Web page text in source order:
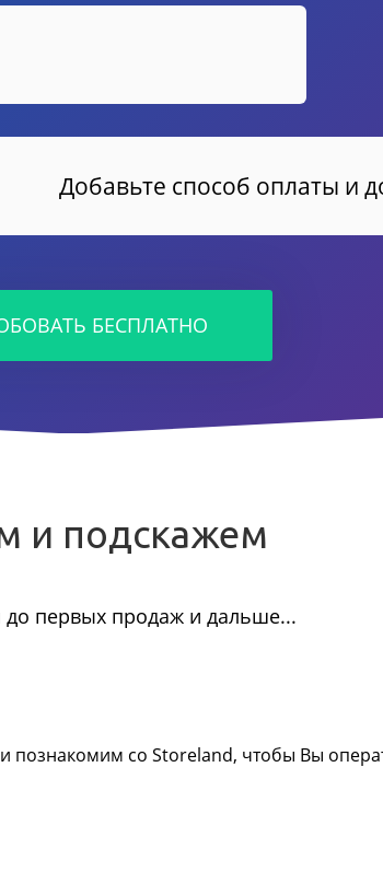
Добавьте способ оплаты и
БЕСПЛАТНО
и подскажем
до первых продаж и дальше...
познакомим со Storeland, чтобы Вы